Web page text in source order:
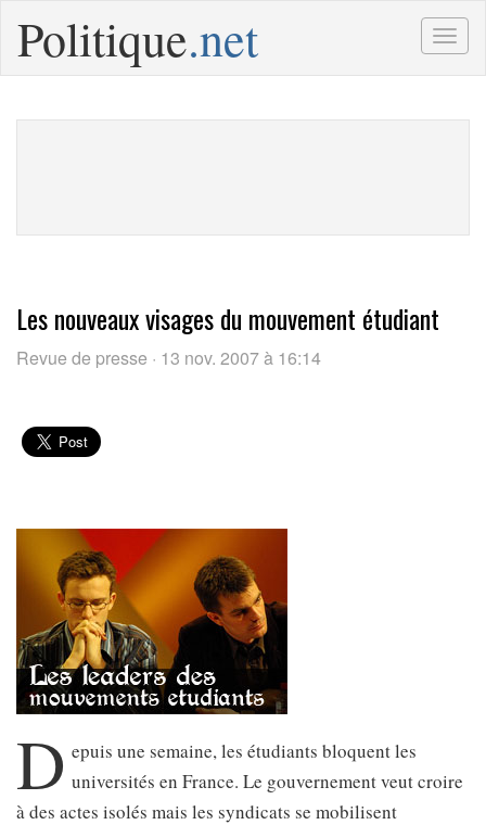
Politique.net
Les nouveaux visages du mouvement étudiant
Revue de presse · 13 nov. 2007 à 16:14
D epuis une semaine, les étudiants bloquent les
universités en France. Le gouvernement veut croire
à des actes isolés mais les syndicats se mobilisent